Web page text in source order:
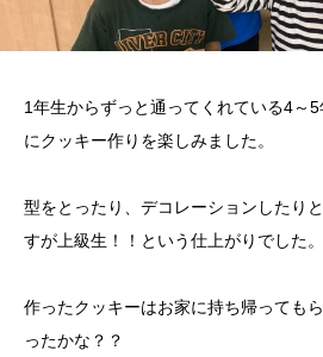
1年生からずっと通ってくれている4～
にクッキー作りを楽しみました。
型をとったり、デコレーションしたり
すが上級生！！という仕上がりでした。
作ったクッキーはお家に持ち帰っても
ったかな？？